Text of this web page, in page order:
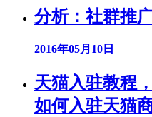
分析：社群推
2016年05月10日
天猫入驻教程
如何入驻天猫